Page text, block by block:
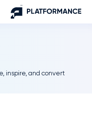
inspire, and convert.